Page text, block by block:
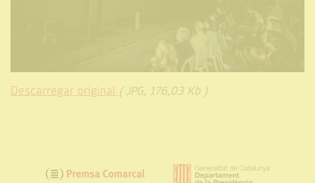
Descarregar original ( JPG, 176,03 Kb )